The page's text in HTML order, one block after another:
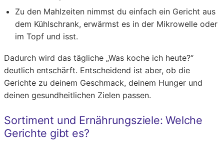
Zu den Mahlzeiten nimmst du einfach ein Gericht aus
dem Kühlschrank, erwärmst es in der Mikrowelle oder
im Topf und isst.
Dadurch wird das tägliche „Was koche ich heute?“
deutlich entschärft. Entscheidend ist aber, ob die
Gerichte zu deinem Geschmack, deinem Hunger und
deinen gesundheitlichen Zielen passen.
Sortiment und Ernährungsziele: Welche
Gerichte gibt es?